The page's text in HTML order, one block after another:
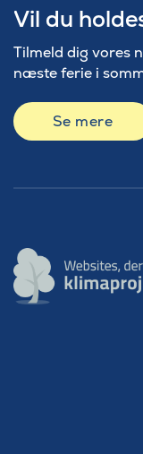
Vil du
Tilmeld dig vores
næste ferie i
Se mere